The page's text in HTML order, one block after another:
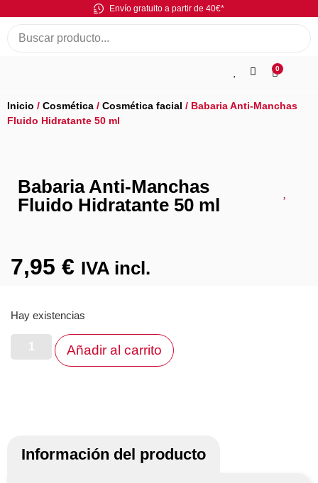
Envío gratuito a partir de 40€*
0
Inicio / Cosmética / Cosmética facial / Babaria Anti-Manchas
Fluido Hidratante 50 ml
Babaria Anti-Manchas
Fluido Hidratante 50 ml
7,95 € IVA incl.
Hay existencias
Añadir al carrito
Información del producto